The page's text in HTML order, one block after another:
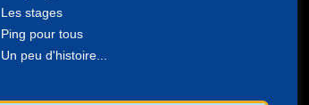
Les stages
Ping pour tous
Un peu d'histoire...